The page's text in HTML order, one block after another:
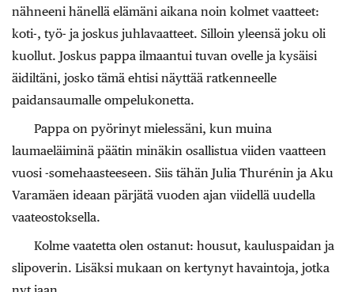
nähneeni hänellä elämäni aikana noin kolmet vaatteet:
koti-, työ- ja joskus juhlavaatteet. Silloin yleensä joku oli
kuollut. Joskus pappa ilmaantui tuvan ovelle ja kysäisi
äidiltäni, josko tämä ehtisi näyttää ratkenneelle
paidansaumalle ompelukonetta.
Pappa on pyörinyt mielessäni, kun muina
laumaeläiminä päätin minäkin osallistua viiden vaatteen
vuosi -somehaasteeseen. Siis tähän Julia Thurénin ja Aku
Varamäen ideaan pärjätä vuoden ajan viidellä uudella
vaateostoksella.
Kolme vaatetta olen ostanut: housut, kauluspaidan ja
slipoverin. Lisäksi mukaan on kertynyt havaintoja, jotka